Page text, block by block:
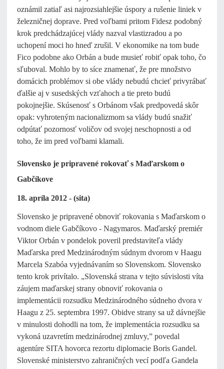
oznámil zatiaľ asi najrozsiahlejšie úspory a rušenie liniek v
železničnej doprave. Pred voľbami pritom Fidesz podobný
krok predchádzajúcej vlády nazval vlastizradou a po
uchopení moci ho hneď zrušil. V ekonomike na tom bude
Fico podobne ako Orbán a bude musieť robiť opak toho, čo
sľuboval. Mohlo by to síce znamenať, že pre množstvo
domácich problémov si obe vlády nebudú chcieť privyrábať
ďalšie aj v susedských vzťahoch a tie preto budú
pokojnejšie. Skúsenosť s Orbánom však predpovedá skôr
opak: vyhroteným nacionalizmom sa vlády budú snažiť
odpútať pozornosť voličov od svojej neschopnosti a od
toho, že im pred voľbami klamali.
Slovensko je pripravené rokovať s Maďarskom o
Gabčíkove
18. apríla 2012 - (sita)
Slovensko je pripravené obnoviť rokovania s Maďarskom o
vodnom diele Gabčíkovo - Nagymaros. Maďarský premiér
Viktor Orbán v pondelok poveril predstaviteľa vlády
Maďarska pred Medzinárodným súdnym dvorom v Haagu
Marcela Szabóa vyjednávaním so Slovenskom. Slovensko
tento krok privítalo. „Slovenská strana v tejto súvislosti víta
záujem maďarskej strany obnoviť rokovania o
implementácii rozsudku Medzinárodného súdneho dvora v
Haagu z 25. septembra 1997. Obidve strany sa už dávnejšie
v minulosti dohodli na tom, že implementácia rozsudku sa
vykoná uzavretím medzinárodnej zmluvy,” povedal
agentúre SITA hovorca rezortu diplomacie Boris Gandel.
Slovenské ministerstvo zahraničných vecí podľa Gandela